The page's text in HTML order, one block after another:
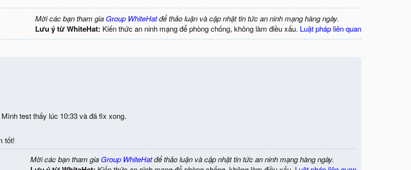
Mời các bạn tham gia Group WhiteHatđể thảo luận và cập nhật tin tức an ninh mạng hàng ngày.
Lưu ý từ WhiteHat: Kiến thức an ninh mạng để phòng chống, không làm điều xấu. Luật pháp liên quan
test thấy lúc 10:33 và đã fix xong.
tốt!
Mời các bạn tham gia Group WhiteHatđể thảo luận và cập nhật tin tức an ninh mạng hàng ngày.